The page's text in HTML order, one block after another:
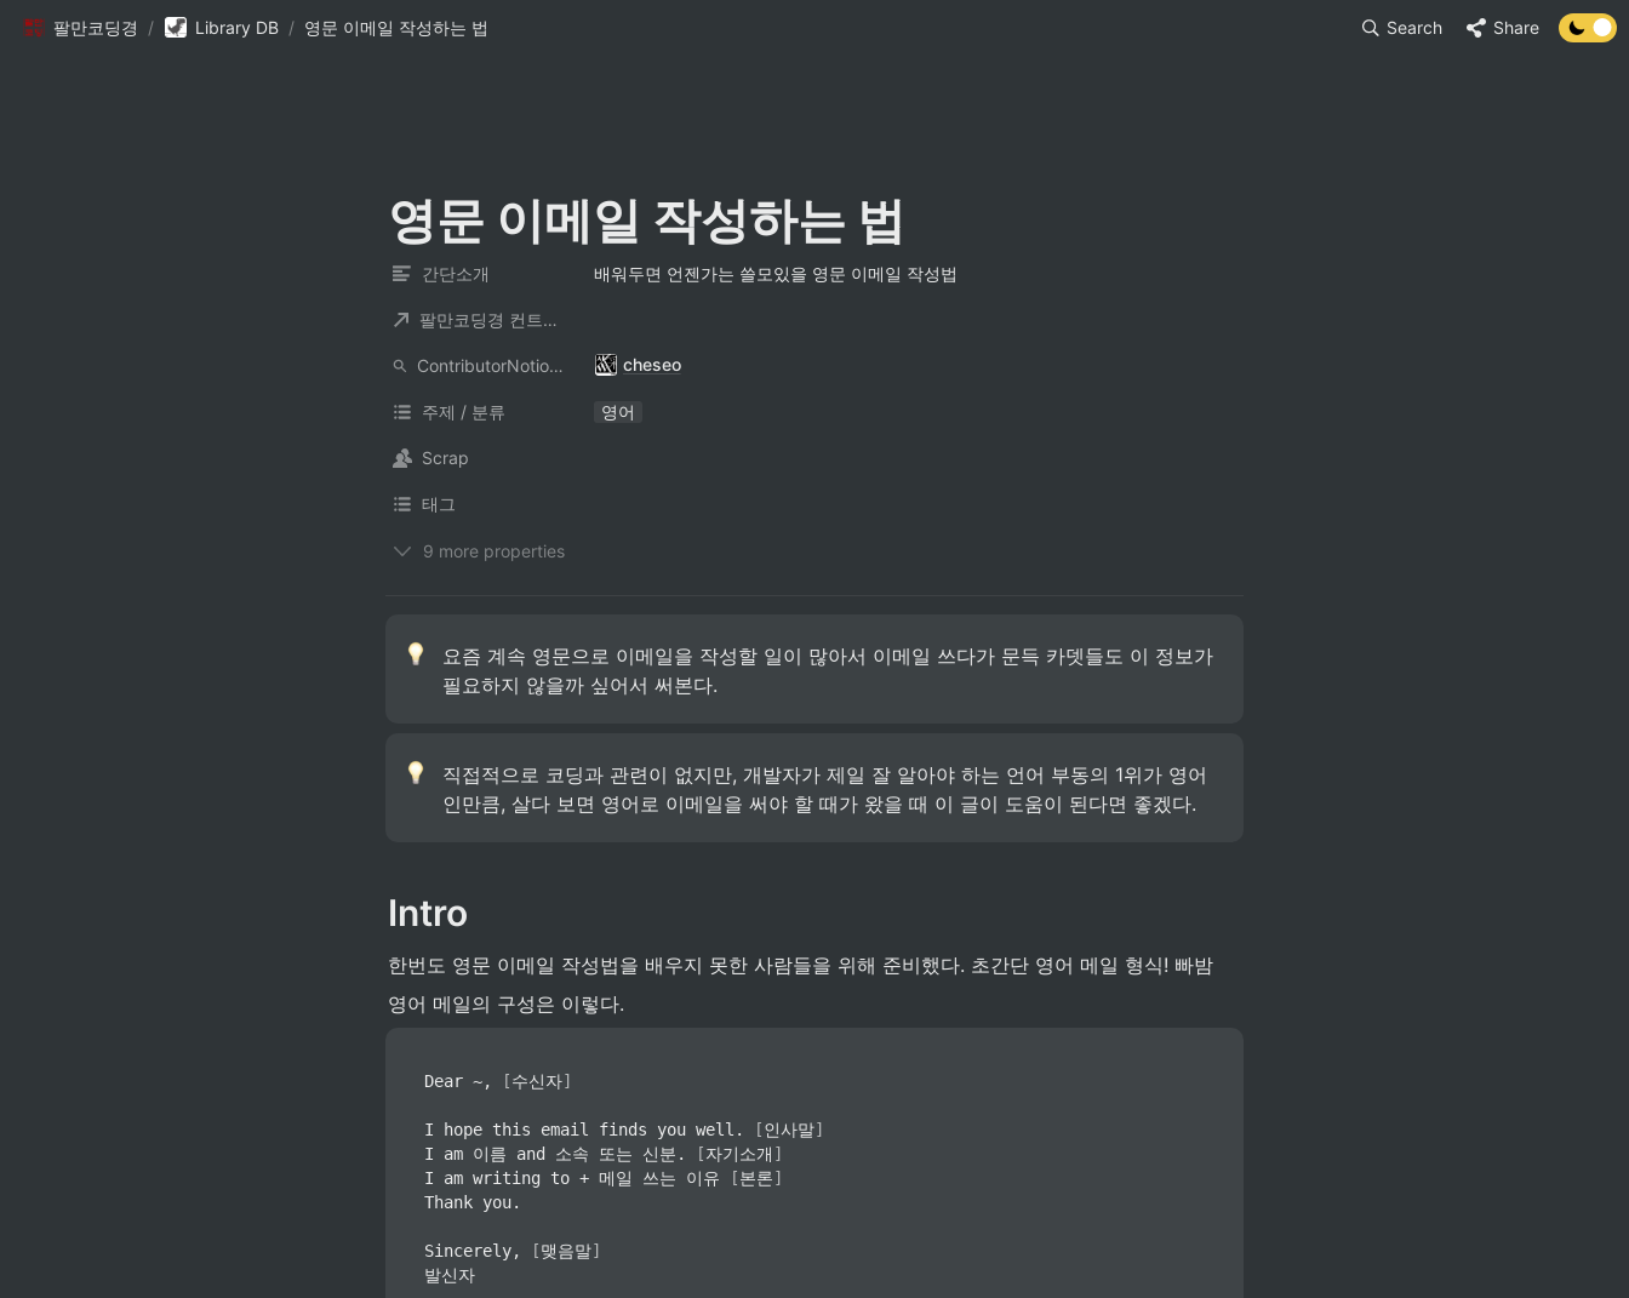
팔만코딩경 / Library DB / 영문 이메일 작성하는 법 Search Share
영문 이메일 작성하는 법
간단소개 배워두면 언젠가는 쓸모있을 영문 이메일 작성법
팔만코딩경 컨트리뷰터
ContributorNotionAccount cheseo
주제 / 분류 영어
Scrap
태그
9 more properties
요즘 계속 영문으로 이메일을 작성할 일이 많아서 이메일 쓰다가 문득 카뎃들도 이 정보가
필요하지 않을까 싶어서 써본다.
직접적으로 코딩과 관련이 없지만, 개발자가 제일 잘 알아야 하는 언어 부동의 1위가 영어
인만큼, 살다 보면 영어로 이메일을 써야 할 때가 왔을 때 이 글이 도움이 된다면 좋겠다.
Intro
한번도 영문 이메일 작성법을 배우지 못한 사람들을 위해 준비했다. 초간단 영어 메일 형식! 빠밤
영어 메일의 구성은 이렇다.
Dear ~, [수신자]
I hope this email finds you well. [인사말]
I am 이름 and 소속 또는 신분.
[자기소개 ]
I am writing to + 메일 쓰는 이유
[본론]
Thank you.
Sincerely, [맺음말]
발신자